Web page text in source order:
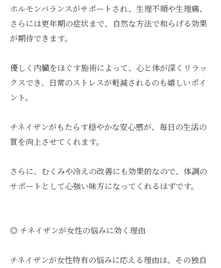
ホルモンバランスがサポートされ、生理不順や生理痛、
さらには更年期の症状まで、自然な方法で和らげる効果
が期待できます。
優しく内臓をほぐす施術によって、心と体が深くリラッ
クスでき、日常のストレスが軽減されるのも嬉しいポイ
ント。
チネイザンがもたらす穏やかな安心感が、毎日の生活の
質を向上させてくれます。
さらに、むくみや冷えの改善にも効果的なので、体調の
サポートとして心強い味方になってくれるはずです。
◎ チネイザンが女性の悩みに効く理由
チネイザンが女性特有の悩みに応える理由は、その独自